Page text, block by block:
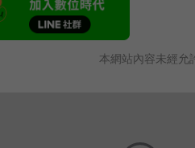
本網站內容未經允